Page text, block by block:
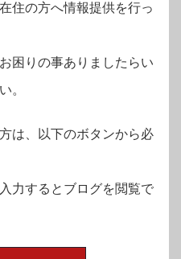
住の方へ情報提供を行っ
困りの事ありましたらい
。
は、以下のボタンから必
力するとブログを閲覧で